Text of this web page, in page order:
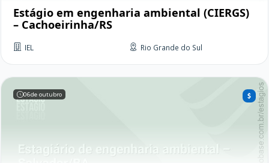
Estágio em engenharia ambiental (CIERGS)
– Cachoeirinha/RS
IEL Rio Grande do Sul
06de outubro